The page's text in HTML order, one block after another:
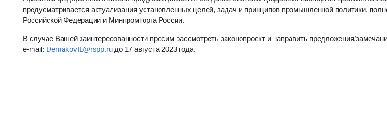
предусматривается актуализация установленных целей, задач и принципов промышленной политики,
Российской Федерации и Минпромторга России.
В случае Вашей заинтересованности просим рассмотреть законопроект и направить предложения/
e-mail: DemakovIL@rspp.ru до 17 августа 2023 года.